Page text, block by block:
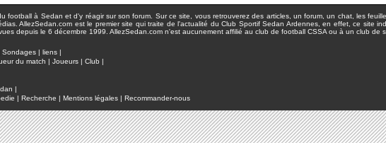
football à Sedan et d'y réagir sur son forum. Sur ce site, vous retrouverez des articles, un forum, un chat, les
AllezSedan.com est le premier site qui traite de l'actualité du Club Sportif Sedan Ardennes, en effet, ce site
depuis le 6 décembre 1999. AllezSedan.com n'est aucunement affilié au club de football CSSA ou à un club de
Sondages | liens |
du match | Joueurs | Club |
|
| Recherche | Mentions légales | Recommander-nous